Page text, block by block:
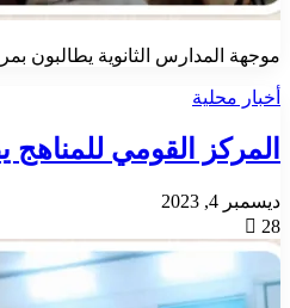
موجهة المدارس الثانوية يطالبون
أخبار محلية
المركز القومي
ديسمبر 4, 2023
28